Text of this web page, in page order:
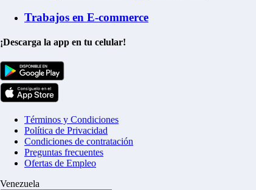
Trabajos en E-commerce
¡Descarga la app en tu celular!
Términos y Condiciones
Política de Privacidad
Condiciones de contratación
Preguntas frecuentes
Ofertas de Empleo
Venezuela